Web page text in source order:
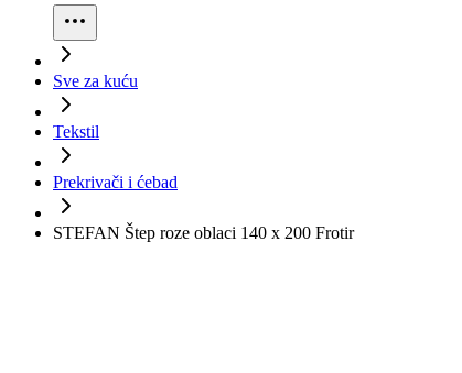
Sve za kuću
Tekstil
Prekrivači i ćebad
STEFAN Štep roze oblaci 140 x 200 Frotir